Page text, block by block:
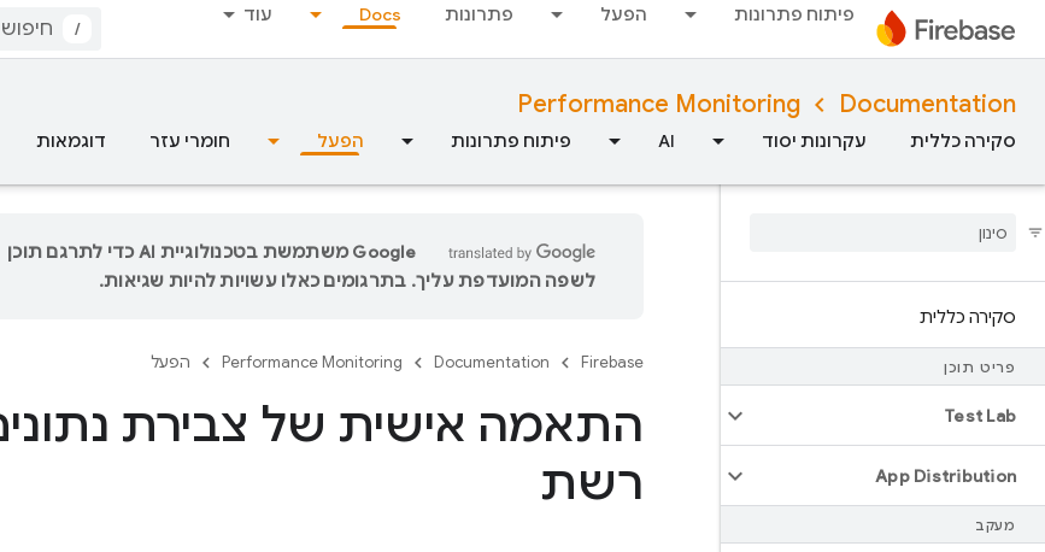
פיתוח פתרונות הפעל פתרונות Docs עוד
/
Documentation
Performance Monitoring
סקירה כללית עקרונות יסוד AI פיתוח פתרונות הפעל חומרי עזר דוגמאות
סקירה כללית
פריט תוכן
Test Lab
App Distribution
מעקב
‫Google משתמשת בטכנולוגיית AI כדי לתרגם תוכן
לשפה המועדפת עליך. בתרגומים כאלו עשויות להיות שגיאות.
Firebase
Documentation
Performance Monitoring הפעל
התאמה אישית של צבירת
רשת